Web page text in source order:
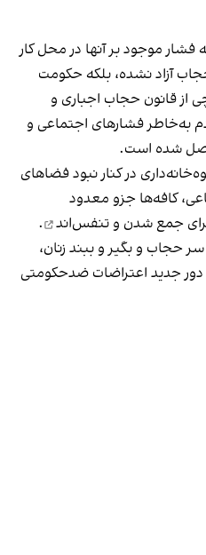
فشار موجود بر آنها در محل کار
آزاد نشده، بلکه حکومت
از قانون حجاب اجباری و
به‌خاطر فشارهای اجتماعی و
شده است.
در کنار نبود فضاهای
کافه‌ها جزو معدود
جمع شدن و تنفس‌اند
.
حجاب و بگیر و ببند زنان،
جدید اعتراضات ضدحکومتی